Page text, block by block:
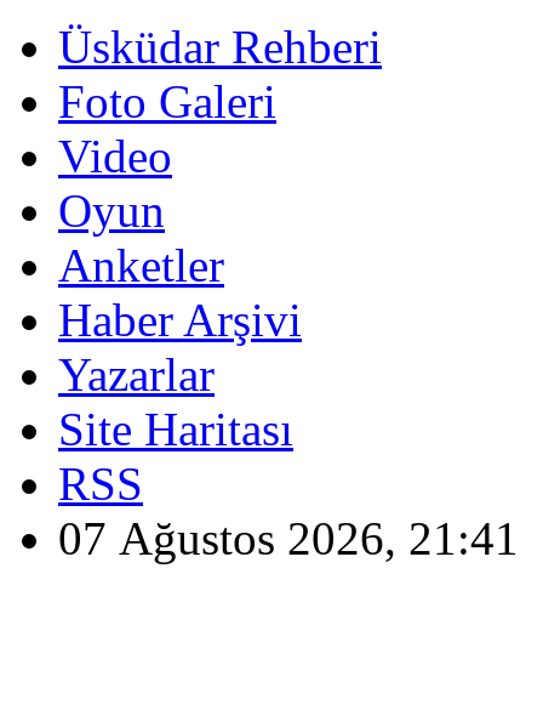
Üsküdar Rehberi
Foto Galeri
Video
Oyun
Anketler
Haber Arşivi
Yazarlar
Site Haritası
RSS
07 Ağustos 2026, 21:41